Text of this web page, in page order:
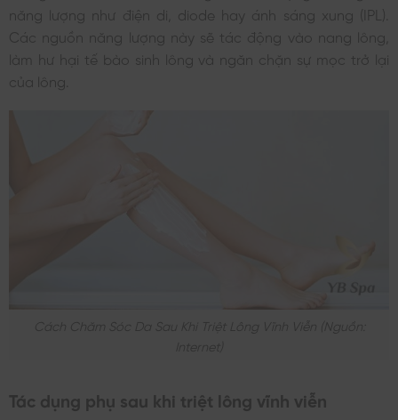
năng lượng như điện di, diode hay ánh sáng xung (IPL).
Các nguồn năng lượng này sẽ tác động vào nang lông,
làm hư hại tế bào sinh lông và ngăn chặn sự mọc trở lại
của lông.
Cách Chăm Sóc Da Sau Khi Triệt Lông Vĩnh Viễn (nguồn:
Tác dụng phụ sau khi triệt lông vĩnh viễn